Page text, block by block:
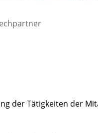
der Tätigkeiten der